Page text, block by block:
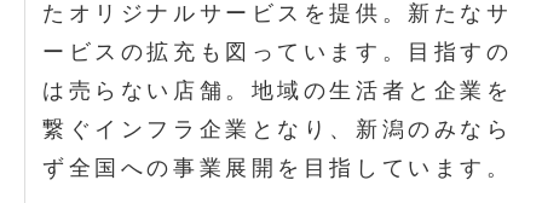
たオリジナルサービスを提供。新たなサ
ービスの拡充も図っています。目指すの
は売らない店舗。地域の生活者と企業を
繋ぐインフラ企業となり、新潟のみなら
ず全国への事業展開を目指しています。